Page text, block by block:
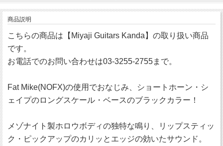
商品説明
こちらの商品は【Miyaji Guitars Kanda】の取り扱い商品
です。
お電話でのお問い合わせは03-3255-2755まで。
Fat Mike(NOFX)の使用でおなじみ、ショートホーン・シ
ェイプのロングスケール・ベースのブラックカラー！
メゾナイト製ホロウボディの独特な鳴り、リップスティッ
ク・ピックアップのカリッとエッジの効いたサウンド。